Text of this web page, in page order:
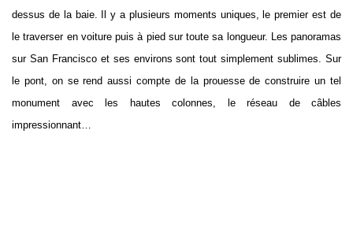
dessus de la baie. Il y a plusieurs moments uniques, le premier est de
le traverser en voiture puis à pied sur toute sa longueur. Les panoramas
sur San Francisco et ses environs sont tout simplement sublimes. Sur
le pont, on se rend aussi compte de la prouesse de construire un tel
monument avec les hautes colonnes, le réseau de câbles
impressionnant…